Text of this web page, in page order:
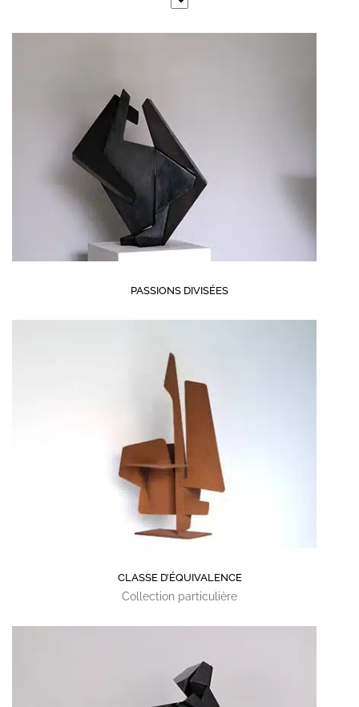
PASSIONS DIVISÉES
CLASSE D’ÉQUIVALENCE
Collection particulière